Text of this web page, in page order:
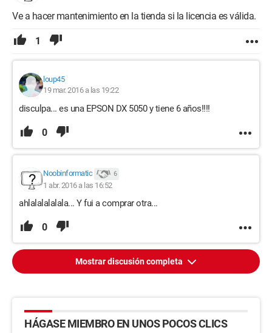
Ve a hacer mantenimiento en la tienda si la licencia es válida.
1
loup45
19 mar. 2016 a las 19:22
disculpa... es una EPSON DX 5050 y tiene 6 años!!!!
0
Noobinformatic 6
1 abr. 2016 a las 16:52
ahlalalalalala... Y fui a comprar otra...
0
Mostrar discusión completa
HÁGASE MIEMBRO EN UNOS POCOS CLICS